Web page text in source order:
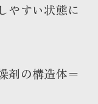
やすい状態に
剤の構造体＝